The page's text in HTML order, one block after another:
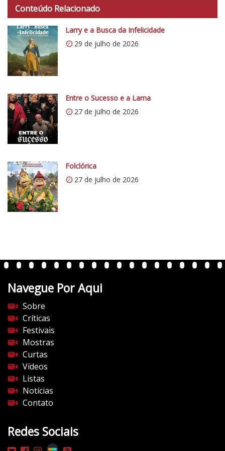
p
s
:
/
/
0
.
w
p
.
o
m
/
v
e
n
e
d
o
c
i
n
e
m
a
.
o
m
Conteúdo Relacionado
Larry e a Busca da Infelicidade
29 de julho de 2026
Entre o Sucesso e a Lama
27 de julho de 2026
Folclórica
27 de julho de 2026
Navegue Por Aqui
Sobre
Críticas
Festivais
Mostras
Curtas
Vídeos
Listas
Notícias
Contato
Redes Sociais